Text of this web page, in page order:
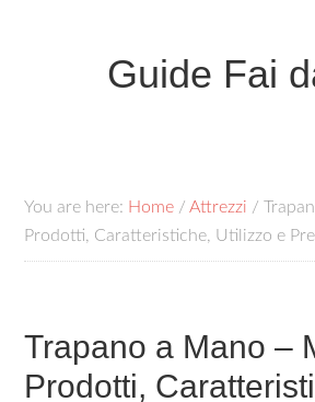
Guide Fai
You are here: Home / Attrezzi /
Prodotti, Caratteristiche, Utilizzo e
Trapano a Mano –
Prodotti,